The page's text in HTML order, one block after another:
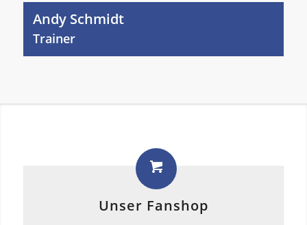
Andy Schmidt
Trainer
Unser Fanshop